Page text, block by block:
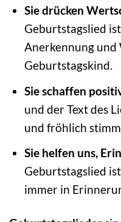
Sie drücken
Geburtstagslied
Anerkennung und
Geburtstagskind.
Sie schaffen
und der Text des
und fröhlich
Sie helfen uns,
Geburtstagslied
immer in